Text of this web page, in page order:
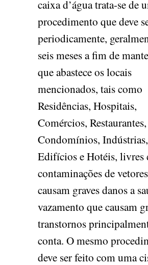
caixa d’água trata-se de
procedimento que deve
periodicamente,
seis meses a fim de
que abastece os locais
mencionados, tais como
Residências, Hospitais,
Comércios, Restaurantes,
Condomínios,
Edifícios e Hotéis, livres
contaminações de
causam graves danos a
vazamento que causam
transtornos
conta. O mesmo
deve ser feito com uma